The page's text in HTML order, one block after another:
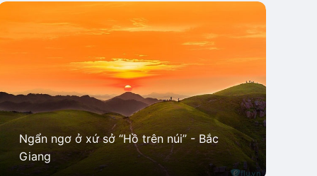
Ngẩn ngơ ở xứ sở “Hồ trên núi” - Bắc
Giang